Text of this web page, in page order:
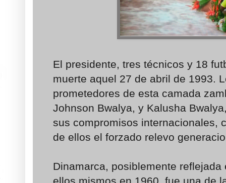
El presidente, tres técnicos y 18
muerte aquel 27 de abril de 1993.
prometedores de esta camada
Johnson Bwalya, y Kalusha
sus compromisos internacionales,
de ellos el forzado relevo
Dinamarca, posiblemente
ellos mismos en 1960, fue una de